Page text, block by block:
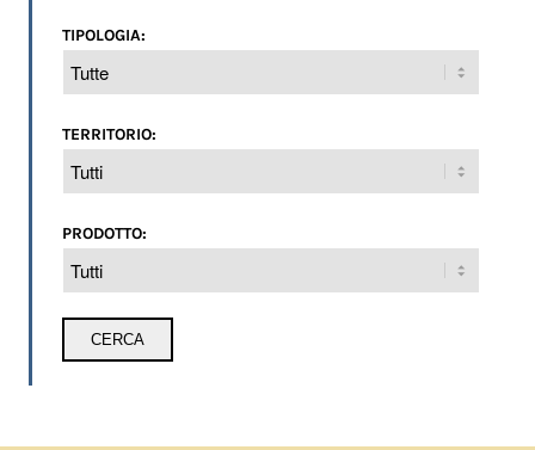
TIPOLOGIA:
TERRITORIO:
PRODOTTO: